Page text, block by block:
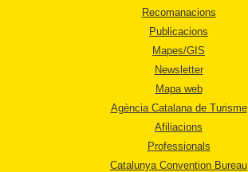
Recomanacions
Publicacions
Mapes/GIS
Newsletter
Mapa web
Agència Catalana de Turisme
Afiliacions
Professionals
Catalunya Convention Bureau